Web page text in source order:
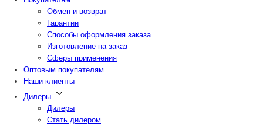
Обмен и возврат
Гарантии
Способы оформления заказа
Изготовление на заказ
Сферы применения
Оптовым покупателям
Наши клиенты
Дилеры
Дилеры
Стать дилером